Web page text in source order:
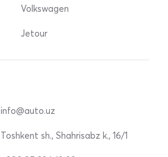
Volkswagen
Jetour
info@auto.uz
Toshkent sh., Shahrisabz k., 16/1